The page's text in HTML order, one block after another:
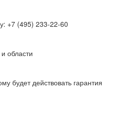
+7 (495) 233-22-60
области
будет действовать гарантия